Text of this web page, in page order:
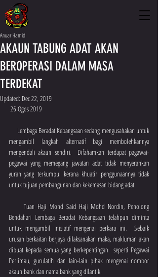
AKAUN TABUNG ADAT AKAN
BEROPERASI DALAM MASA
TERDEKAT
Anuar Hamid
Updated: Dec 22, 2019
26 Ogos 2019
mengambil langkah alternatif bagi membolehkannya
mengendali akaun sendiri.  Difahamkan terdapat pagawai-
pegawai yang memegang jawatan adat tidak menyerahkan
yuran yang terkumpul kerana khuatir penggunaannya tidak
untuk tujuan pembangunan dan kekemasan bidang adat.
Bendahari Lembaga Beradat Kebangsaan telahpun diminta
untuk mengambil inisiatif mengenai perkara ini.  Sebaik
urusan berkaitan berjaya dilaksanakan maka, makluman akan
dibuat kepada semua yang berkepentingan  seperti Pegawai
Perlimau, gurulatih dan lain-lain pihak mengenai nombor
akaun bank dan nama bank yang dilantik.